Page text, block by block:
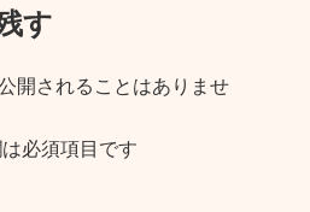
す
開されることはありませ
必須項目です